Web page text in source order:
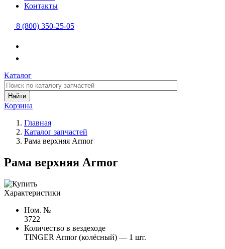
Контакты
8 (800) 350-25-05
Каталог
Найти
Корзина
Главная
Каталог запчастей
Рама верхняя Armor
Рама верхняя Armor
Характеристики
Ном. №
3722
Количество в вездеходе
TINGER Armor (колёсный) — 1 шт.